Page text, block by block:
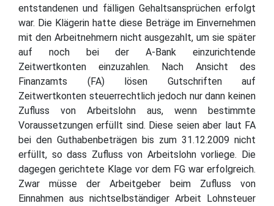
entstandenen und fälligen Gehaltsansprüchen erfolgt
war. Die Klägerin hatte diese Beträge im Einvernehmen
mit den Arbeitnehmern nicht ausgezahlt, um sie später
auf noch bei der A-Bank einzurichtende
Zeitwertkonten einzuzahlen. Nach Ansicht des
Finanzamts (FA) lösen Gutschriften auf
Zeitwertkonten steuerrechtlich jedoch nur dann keinen
Zufluss von Arbeitslohn aus, wenn bestimmte
Voraussetzungen erfüllt sind. Diese seien aber laut FA
bei den Guthabenbeträgen bis zum 31.12.2009 nicht
erfüllt, so dass Zufluss von Arbeitslohn vorliege. Die
dagegen gerichtete Klage vor dem FG war erfolgreich.
Zwar müsse der Arbeitgeber beim Zufluss von
Einnahmen aus nichtselbständiger Arbeit Lohnsteuer